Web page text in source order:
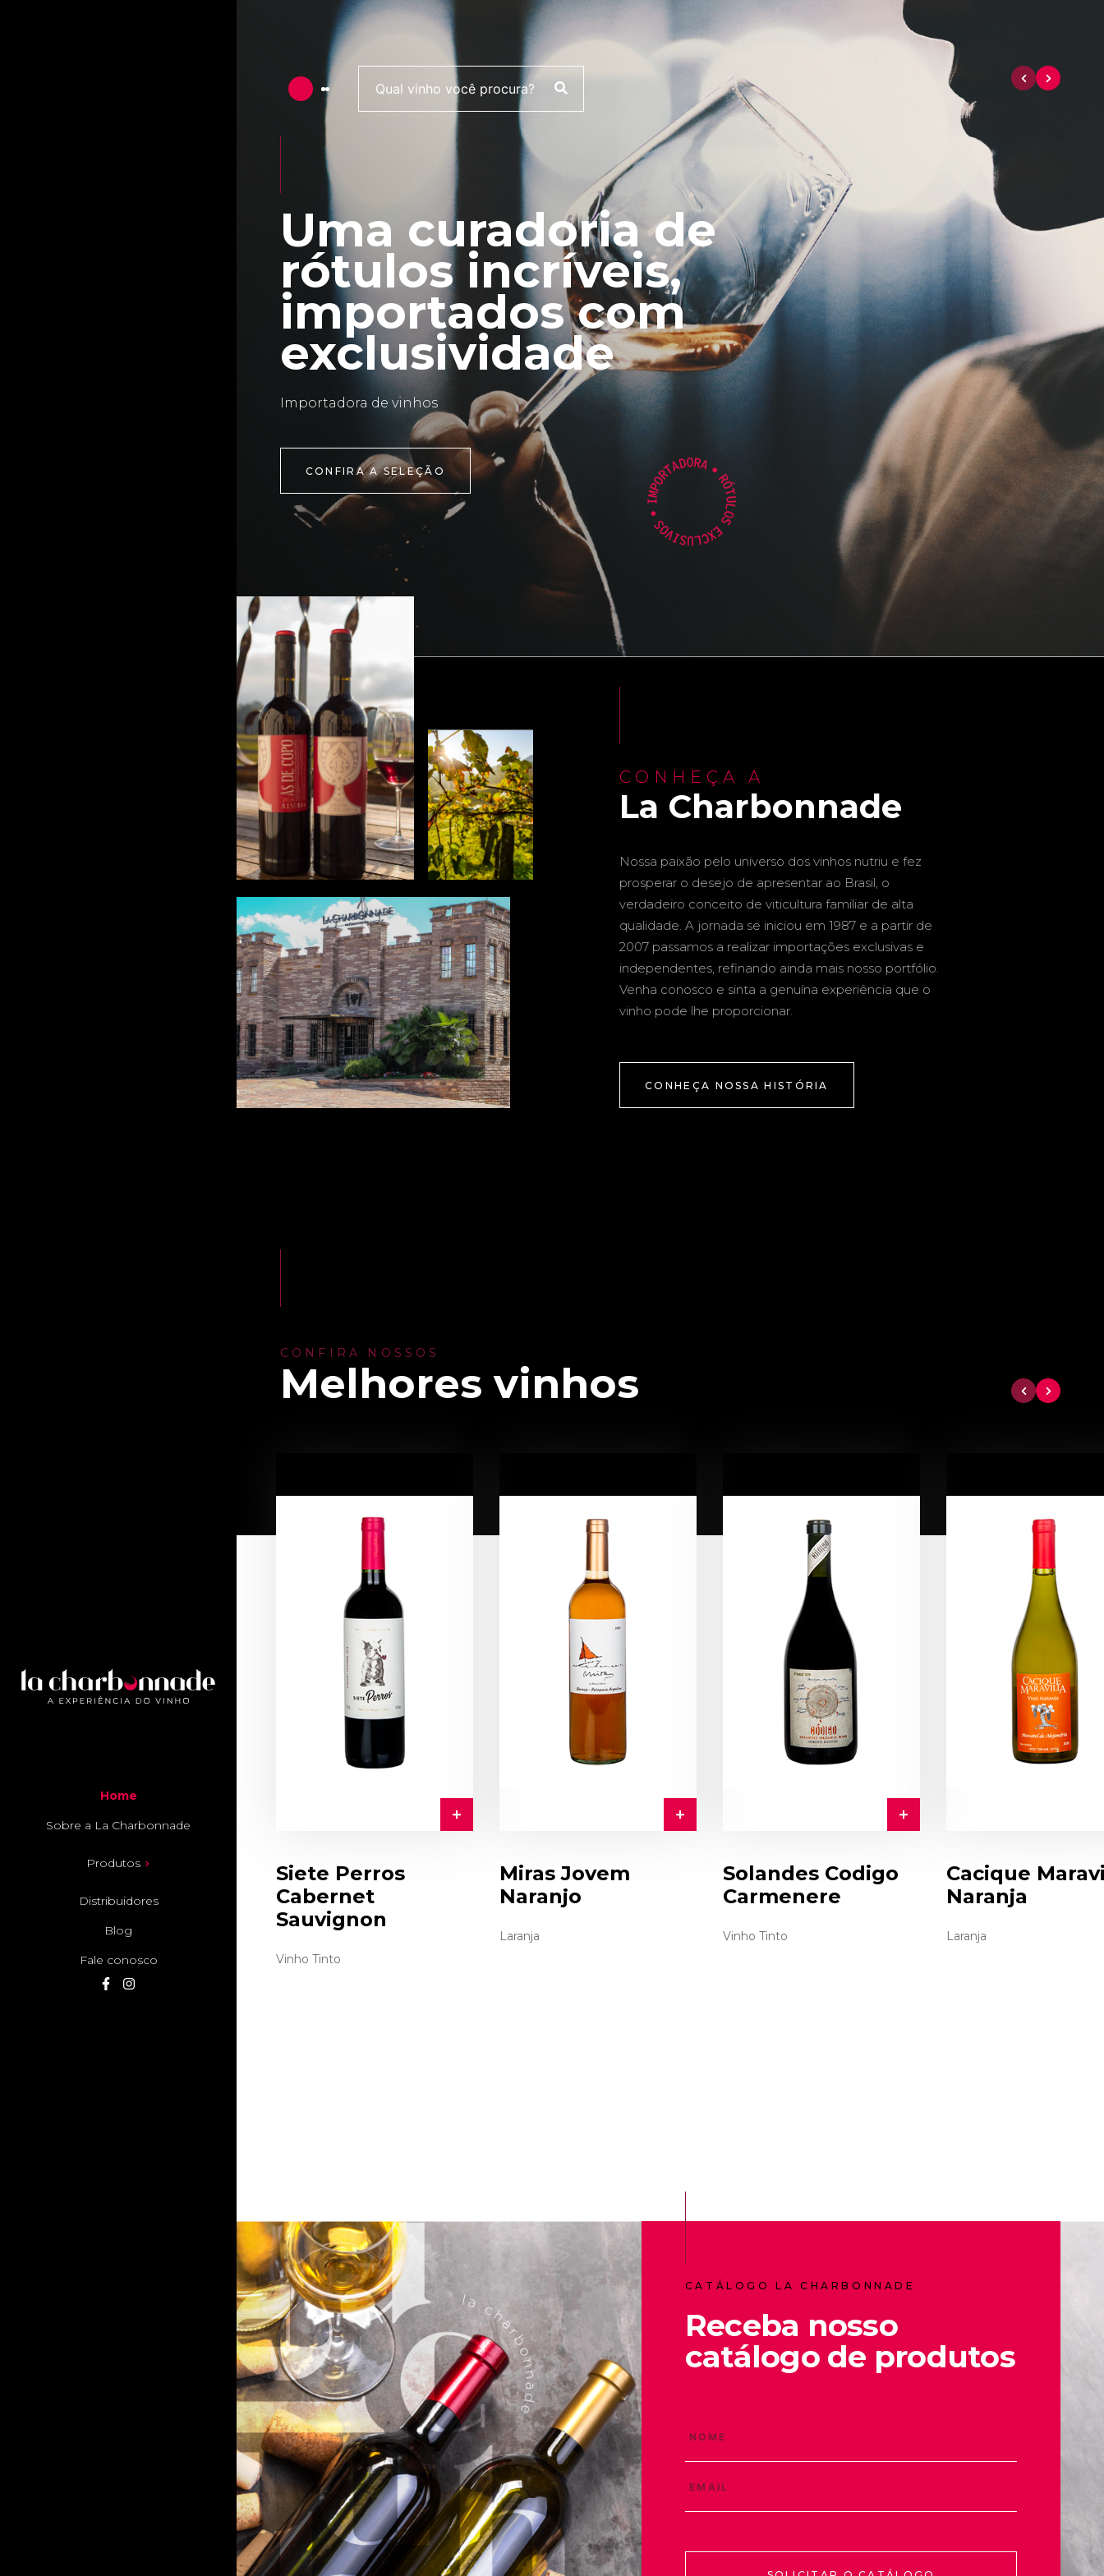
Home
Sobre a La Charbonnade
Produtos
Distribuidores
Blog
Fale conosco
Uma curadoria de
rótulos incríveis,
importados com
exclusividade
Importadora de vinhos
CONFIRA A SELEÇÃO
CONHEÇA A
La Charbonnade
Nossa paixão pelo universo dos vinhos nutriu e fez
prosperar o desejo de apresentar ao Brasil, o
verdadeiro conceito de viticultura familiar de alta
qualidade. A jornada se iniciou em 1987 e a partir de
2007 passamos a realizar importações exclusivas e
independentes, refinando ainda mais nosso portfólio.
Venha conosco e sinta a genuína experiência que o
vinho pode lhe proporcionar.
CONHEÇA NOSSA HISTÓRIA
CONFIRA NOSSOS
Melhores vinhos
Siete Perros
Cabernet
Sauvignon
Vinho Tinto
Miras Jovem
Naranjo
Laranja
Solandes Codigo
Carmenere
Vinho Tinto
Cacique
Naranja
Laranja
CATÁLOGO LA CHARBONNADE
Receba nosso
catálogo de produtos